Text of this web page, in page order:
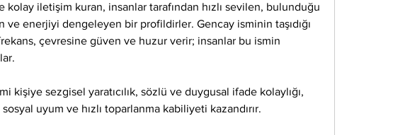
kolay iletişim kuran, insanlar tarafından hızlı sevilen, bulunduğu
ve enerjiyi dengeleyen bir profildirler. Gencay isminin taşıdığı
çevresine güven ve huzur verir; insanlar bu ismin
kişiye sezgisel yaratıcılık, sözlü ve duygusal ifade kolaylığı,
uyum ve hızlı toparlanma kabiliyeti kazandırır.